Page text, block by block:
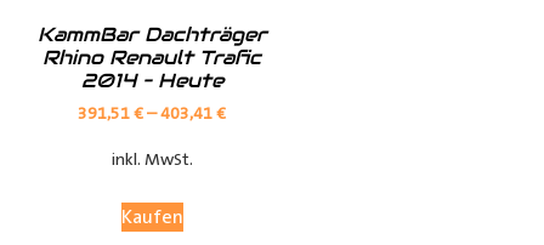
Hinweis:
Für einige Fahrzeugmodelle mit verglasten Hecktüren
ist die Heckleiter von Mobietec nicht kompatibel.
KammBar Dachträger
Rhino Renault Trafic
2014 – Heute
391,51€–403,41€
inkl. MwSt.
Kaufen